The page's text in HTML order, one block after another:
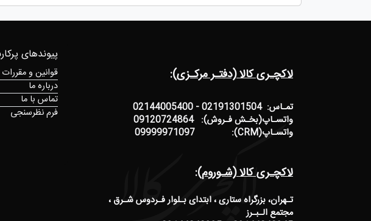
لاکچـری کالا (دفتـر مرکـزی):
تمـاس: 02191301504 - 02144005400
واتسـاپ(بخـش فـروش): 09120724864
واتسـاپ(CRM): 09999971097
لاکچـری کالا (شـوروم):
تـهران، بزرگراه ستاری ، ابتدای بـلوار فـردوس شـرق ،
مجتمع الـبـرز
پیوندهای
قوانین و مقررات
درباره ما
تماس با ما
فرم نظرسنجی